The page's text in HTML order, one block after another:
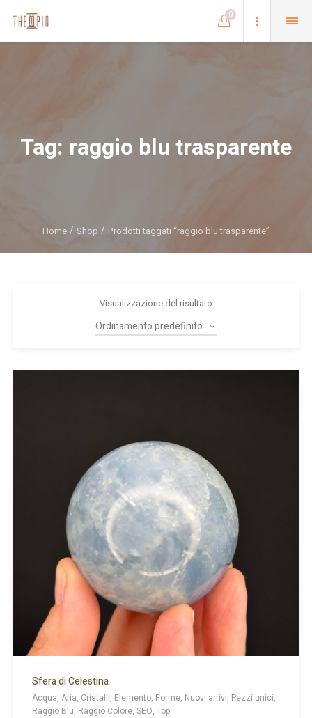
0
Tag: raggio blu trasparente
Home Shop Prodotti taggati “raggio blu trasparente”
Visualizzazione del risultato
Sfera di Celestina
Acqua, Aria, Cristalli, Elemento, Forme, Nuovi arrivi, Pezzi unici,
Raggio Blu, Raggio Colore, SEO, Top